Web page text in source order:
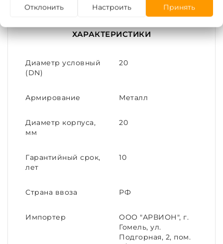
(кратковременная - 90ºС). Гарантия 10
лет. Срок службы - не менее 50 лет.
ХАРАКТЕРИСТИКИ
Диаметр условный
(DN)
20
Армирование Металл
Диаметр корпуса,
мм
20
Гарантийный срок,
лет
10
Страна ввоза РФ
Импортер
ООО "АРВИОН", г.
Гомель, ул.
Подгорная, 2, пом.
Отклонить Настроить Принять